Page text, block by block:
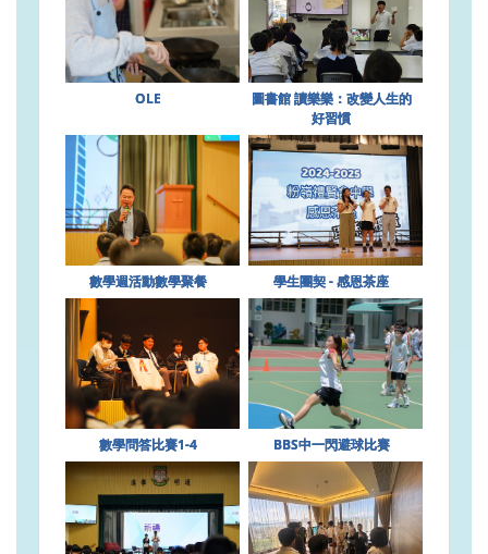
OLE
圖書館 讀樂樂：改變人生的
好習慣
數學週活動數學聚餐 學生團契 - 感恩茶座
數學問答比賽1-4 BBS中一閃避球比賽